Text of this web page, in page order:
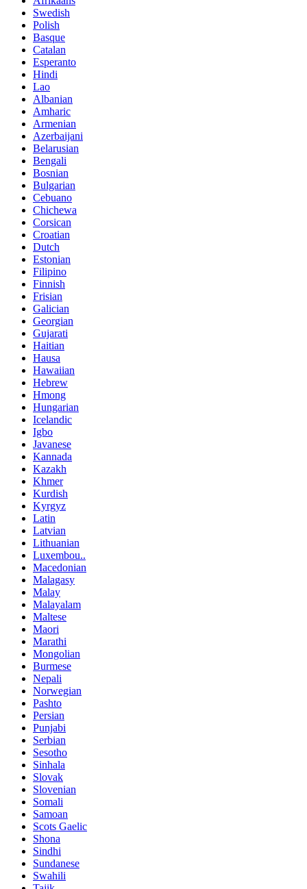
Swedish
Polish
Basque
Catalan
Esperanto
Hindi
Lao
Albanian
Amharic
Armenian
Azerbaijani
Belarusian
Bengali
Bosnian
Bulgarian
Cebuano
Chichewa
Corsican
Croatian
Dutch
Estonian
Filipino
Finnish
Frisian
Galician
Georgian
Gujarati
Haitian
Hausa
Hawaiian
Hebrew
Hmong
Hungarian
Icelandic
Igbo
Javanese
Kannada
Kazakh
Khmer
Kurdish
Kyrgyz
Latin
Latvian
Lithuanian
Luxembou..
Macedonian
Malagasy
Malay
Malayalam
Maltese
Maori
Marathi
Mongolian
Burmese
Nepali
Norwegian
Pashto
Persian
Punjabi
Serbian
Sesotho
Sinhala
Slovak
Slovenian
Somali
Samoan
Scots Gaelic
Shona
Sindhi
Sundanese
Swahili